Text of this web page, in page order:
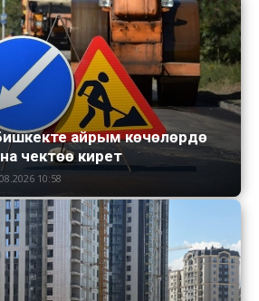
Бишкекте айрым көчөлөрдө
чектөө кирет
10:58